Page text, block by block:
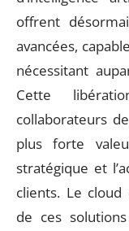
offrent
avancées,
nécessitant
Cette
collaborateurs
plus forte
stratégique et
clients. Le
de ces